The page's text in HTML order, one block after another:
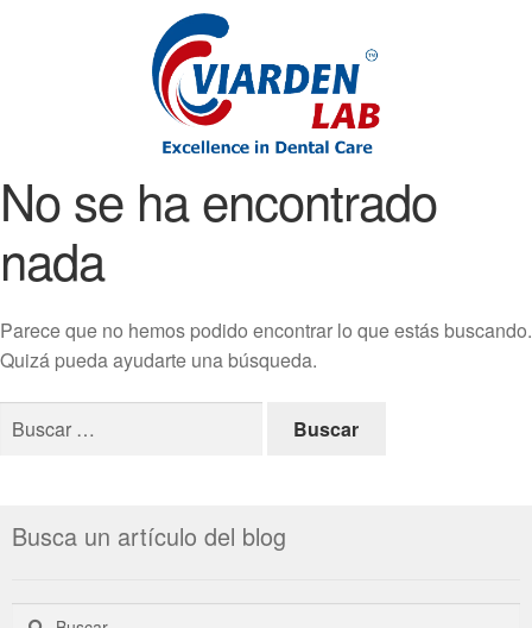
No se ha encontrado
nada
Parece que no hemos podido encontrar lo que estás buscando.
Quizá pueda ayudarte una búsqueda.
Busca un artículo del blog